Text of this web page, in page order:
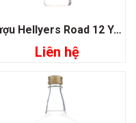
Rượu Hellyers Road 12 Years Old Slightly Peated
Liên hệ